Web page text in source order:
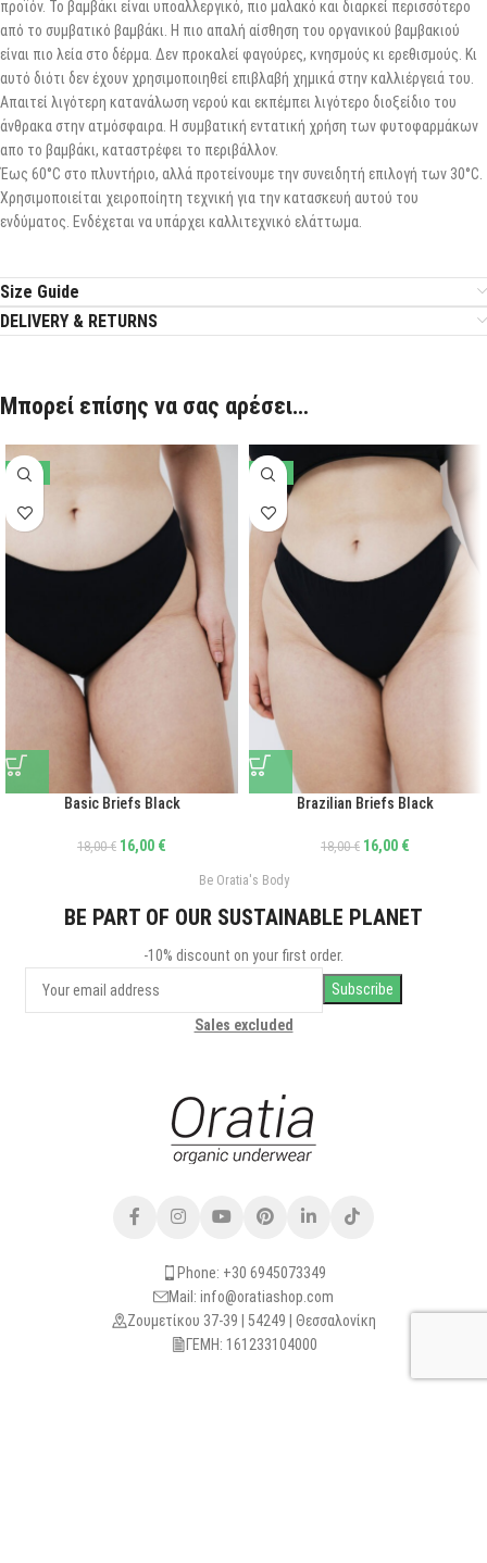
προϊόν. Το βαμβάκι είναι υποαλλεργικό, πιο μαλακό και διαρκεί περισσότερο
από το συμβατικό βαμβάκι. Η πιο απαλή αίσθηση του οργανικού βαμβακιού
είναι πιο λεία στο δέρμα. Δεν προκαλεί φαγούρες, κνησμούς κι ερεθισμούς. Κι
αυτό διότι δεν έχουν χρησιμοποιηθεί επιβλαβή χημικά στην καλλιέργειά του.
Απαιτεί λιγότερη κατανάλωση νερού και εκπέμπει λιγότερο διοξείδιο του
άνθρακα στην ατμόσφαιρα. Η συμβατική εντατική χρήση των φυτοφαρμάκων
απο το βαμβάκι, καταστρέφει το περιβάλλον.
Έως 60°C στο πλυντήριο, αλλά προτείνουμε την συνειδητή επιλογή των 30°C.
Χρησιμοποιείται χειροποίητη τεχνική για την κατασκευή αυτού του
ενδύματος. Ενδέχεται να υπάρχει καλλιτεχνικό ελάττωμα.
Size Guide
DELIVERY & RETURNS
Μπορεί επίσης να σας αρέσει…
-11%
Basic Briefs Black
18,00€ 16,00 €
-11%
Brazilian Briefs Black
18,00€ 16,00 €
Be Oratia's Body
BE PART OF OUR SUSTAINABLE PLANET
-10% discount on your first order.
Sales excluded
Phone: +30 6945073349
Mail: info@oratiashop.com
Ζουμετίκου 37-39 | 54249 | Θεσσαλονίκη
ΓΕΜΗ: 161233104000